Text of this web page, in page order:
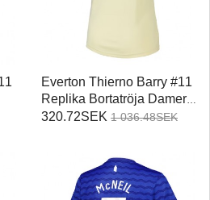
Everton Thierno Barry #11
Replika Bortatröja Damer
2025-26 Kortärmad
320.72SEK 1 036.48SEK